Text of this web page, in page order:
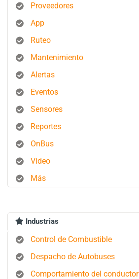
Proveedores
App
Ruteo
Mantenimiento
Alertas
Eventos
Sensores
Reportes
OnBus
Video
Más
Industrias
Control de Combustible
Despacho de Autobuses
Comportamiento del conductor